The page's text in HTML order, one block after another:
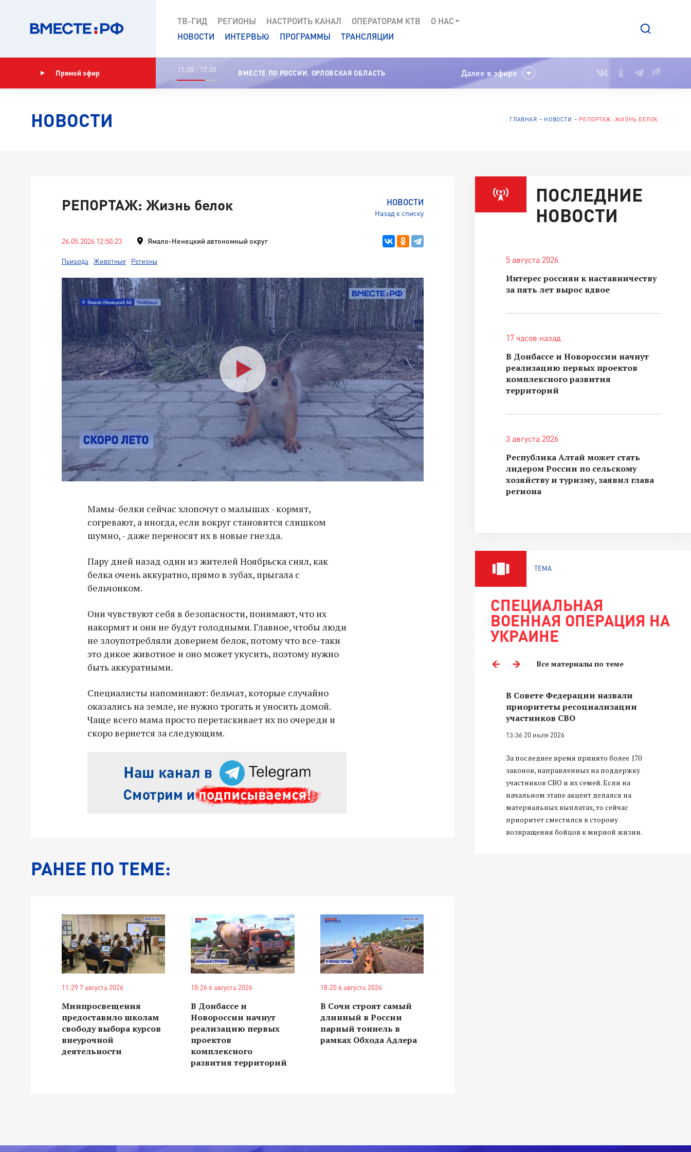
ТВ-ГИД РЕГИОНЫ НАСТРОИТЬ КАНАЛ ОПЕРАТОРАМ КТВ
О НАС
НОВОСТИ
ИНТЕРВЬЮ ПРОГРАММЫ ТРАНСЛЯЦИИ
Прямой эфир 11:30 - 12:00 ВМЕСТЕ ПО РОССИИ. ОРЛОВСКАЯ ОБЛАСТЬ Далее в эфире
НОВОСТИ ГЛАВНАЯ НОВОСТИ РЕПОРТАЖ: ЖИЗНЬ БЕЛОК
НОВОСТИ
Назад к списку
РЕПОРТАЖ: Жизнь белок
26.05.2026 12:50:23 Ямало-Ненецкий автономный округ
Природа Животные Регионы
Мамы-белки сейчас хлопочут о малышах - кормят,
согревают, а иногда, если вокруг становится слишком
шумно, - даже переносят их в новые гнезда.
Пару дней назад один из жителей Ноябрьска снял, как
белка очень аккуратно, прямо в зубах, прыгала с
бельчонком.
Они чувствуют себя в безопасности, понимают, что их
накормят и они не будут голодными. Главное, чтобы люди
не злоупотребляли доверием белок, потому что все-таки
это дикое животное и оно может укусить, поэтому нужно
быть аккуратными.
Специалисты напоминают: бельчат, которые случайно
оказались на земле, не нужно трогать и уносить домой.
Чаще всего мама просто перетаскивает их по очереди и
скоро вернется за следующим.
РАНЕЕ ПО ТЕМЕ:
11:29 7 августа 2026
Минпросвещения
предоставило школам
свободу выбора курсов
внеурочной
деятельности
18:26 6 августа 2026
В Донбассе и
Новороссии начнут
реализацию первых
проектов
комплексного
развития территорий
18:20 6 августа 2026
В Сочи строят самый
длинный в России
парный тоннель в
рамках Обхода Адлера
ПОСЛЕДНИЕ
НОВОСТИ
5 августа 2026
Интерес россиян к наставничеству
за пять лет вырос вдвое
17 часов назад
В Донбассе и Новороссии начнут
реализацию первых проектов
комплексного развития
территорий
3 августа 2026
Республика Алтай может стать
лидером России по сельскому
хозяйству и туризму, заявил глава
региона
ТЕМА
СПЕЦИАЛЬНАЯ
ВОЕННАЯ ОПЕРАЦИЯ НА
УКРАИНЕ
Все материалы по теме
Владимир Якушев передал бойцам
СВО дроны и технику связи
18:30 10 сентября 2025
спецоперации.
В Совете Федерации назвали
приоритеты ресоциализации
участников СВО
13:36 20 июля 2026
За последнее время принято более 170
законов, направленных на поддержку
участников СВО и их семей. Если на
начальном этапе акцент делался на
материальных выплатах, то сейчас
приоритет сместился в сторону
возвращения бойцов к мирной жизни.